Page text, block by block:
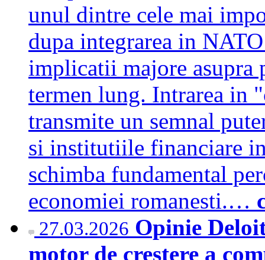
unul dintre cele mai
dupa integrarea in
implicatii majore asupra
termen lung. Intrarea in
transmite un semnal
si institutiile financiare
schimba fundamental
economiei romanesti.…
27.03.2026 Opinie
motor de crestere a